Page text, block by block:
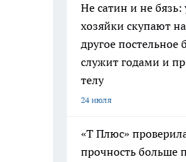
Не сатин и не
хозяйки скупают
другое постельное
служит годами и
телу
24 июля
«Т Плюс»
прочность больше